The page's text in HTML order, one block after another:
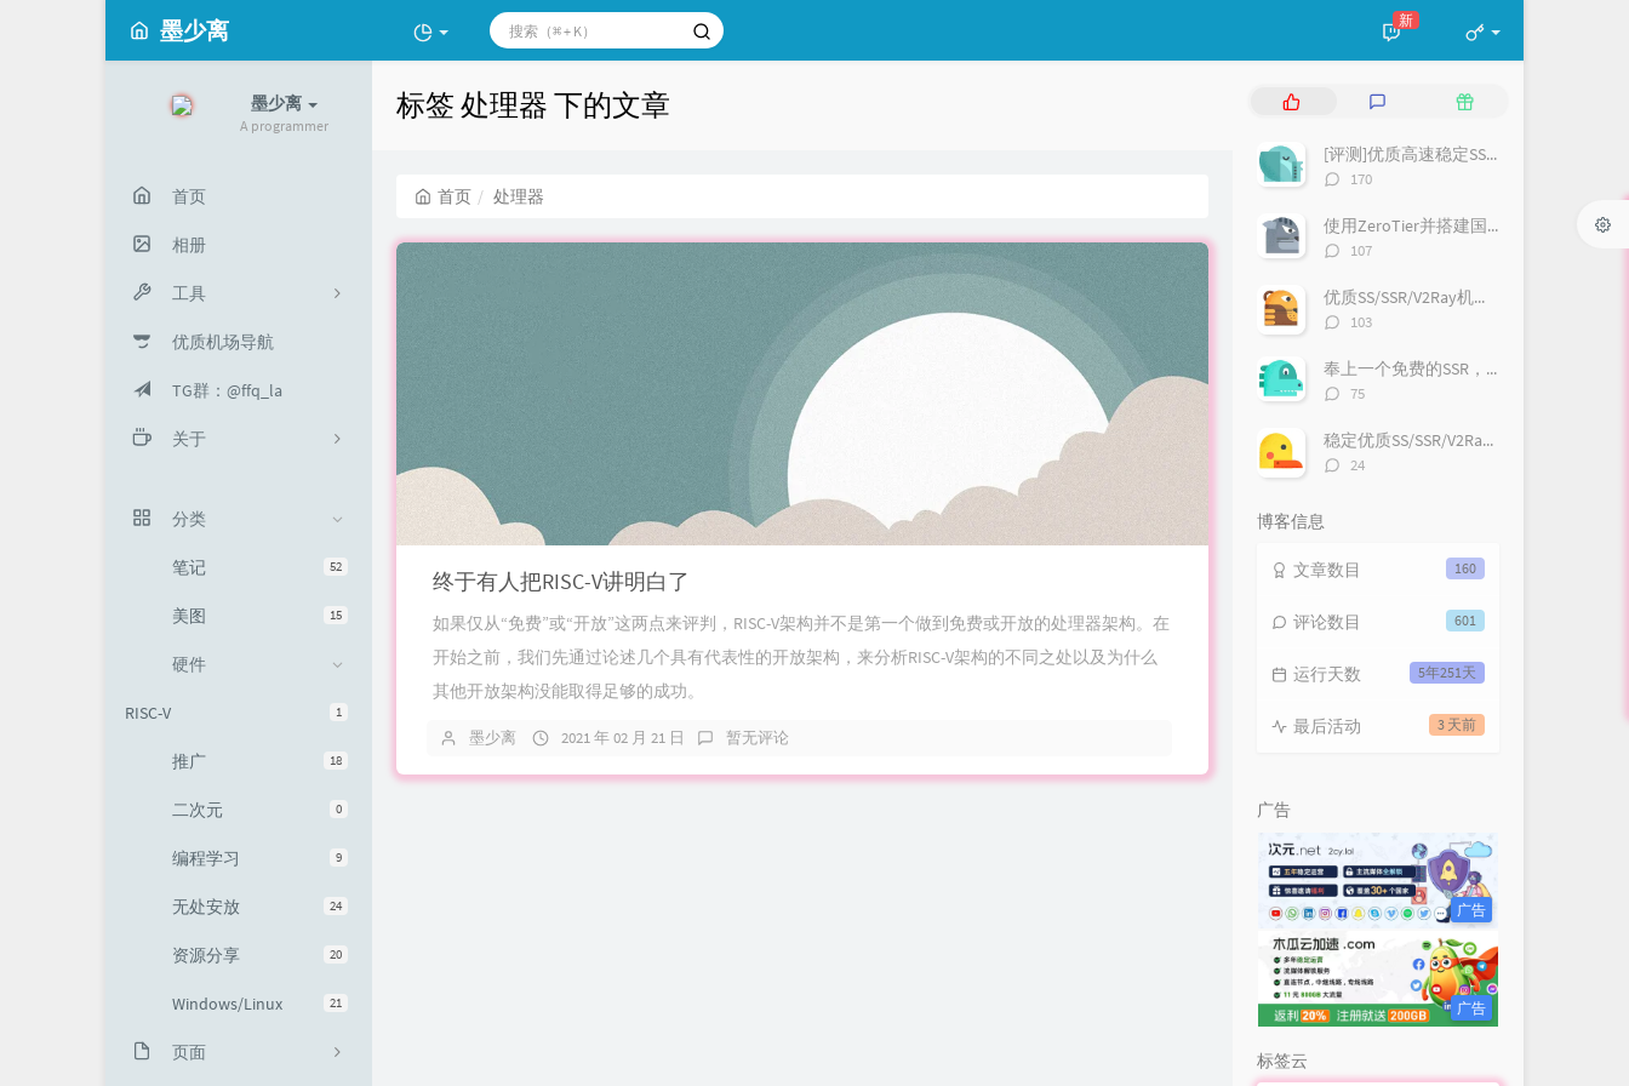
墨少离 新
墨少离
A programmer
首页
相册
工具
工具箱
音乐解锁
URL短连接
优质机场导航
TG群：@ffq_la
关于
分类
52
笔记
15
美图
硬件
1
RISC-V
18
推广
0
二次元
9
编程学习
24
无处安放
20
资源分享
21
Windows/Linux
页面
标签 处理器 下的文章
首页 处理器
终于有人把RISC-V讲明白了
如果仅从“免费”或“开放”这两点来评判，RISC-V架构并不是第一个做到免费或开放的处理器架构。在
开始之前，我们先通过论述几个具有代表性的开放架构，来分析RISC-V架构的不同之处以及为什么
其他开放架构没能取得足够的成功。
墨少离 2021 年 02 月 21 日 暂无评论
热
章
评
随
文[评测]优质高速稳定SS/VMess/Trojan等机场推荐
评
数：
170
使用ZeroTier并搭建国内moon内网穿透
评
数：
107
优质SS/SSR/V2Ray机场:GsouCloud
评
数：
103
奉上一个免费的SSR，欢迎大家使用哈
评
数：
75
稳定优质SS/SSR/V2Ray机场:速蛙云（有福利哦）
评
24
博客信息
160
文章数目
601
评论数目
5年251天
运行天数
3 天前
最后活动
广告
广告
广告
标签云